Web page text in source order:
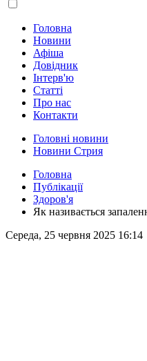
Головна
Новини
Афіша
Довідник
Інтерв'ю
Статті
Про нас
Контакти
Головні новини
Новини Стрия
Головна
Публікації
Здоров'я
Як називається
Середа, 25 червня 2025 16:14